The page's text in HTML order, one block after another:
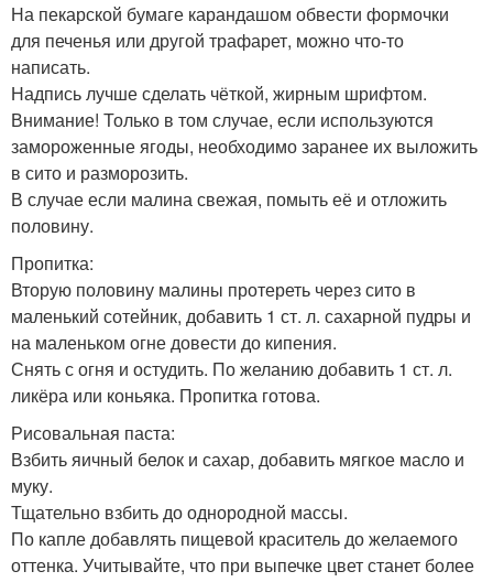
На пекарской бумаге карандашом обвести формочки
для печенья или другой трафарет, можно что-то
написать.
Надпись лучше сделать чёткой, жирным шрифтом.
Внимание! Только в том случае, если используются
замороженные ягоды, необходимо заранее их выложить
в сито и разморозить.
В случае если малина свежая, помыть её и отложить
половину.
Пропитка:
Вторую половину малины протереть через сито в
маленький сотейник, добавить 1 ст. л. сахарной пудры и
на маленьком огне довести до кипения.
Снять с огня и остудить. По желанию добавить 1 ст. л.
ликёра или коньяка. Пропитка готова.
Рисовальная паста:
Взбить яичный белок и сахар, добавить мягкое масло и
муку.
Тщательно взбить до однородной массы.
По капле добавлять пищевой краситель до желаемого
оттенка. Учитывайте, что при выпечке цвет станет более